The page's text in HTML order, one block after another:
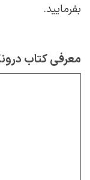
بفرمایید.
معرفی کتاب